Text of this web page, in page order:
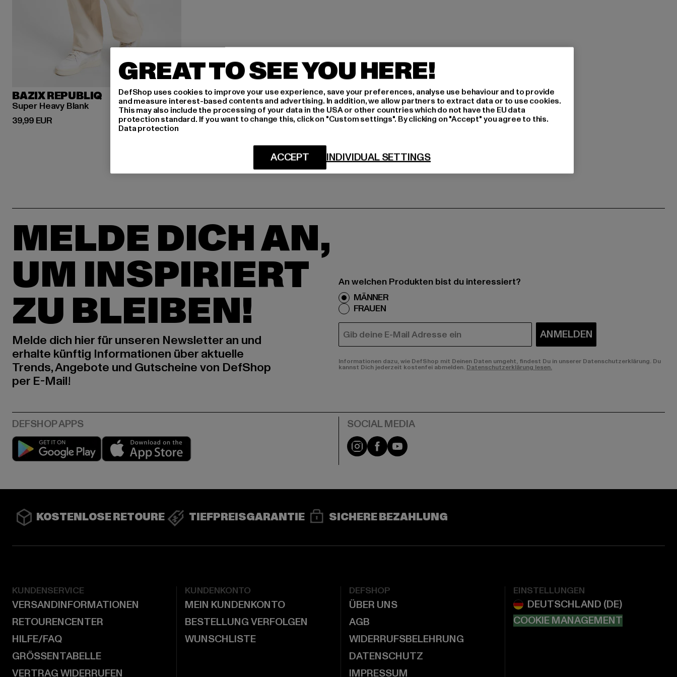
BAZIX REPUBLIQ
Super Heavy Blank
39,99 EUR
Derzeitiger Preis: 39,99 EUR
MELDE DICH AN,
UM INSPIRIERT
ZU BLEIBEN!
Melde dich hier für unseren Newsletter an und
erhalte künftig Informationen über aktuelle
Trends, Angebote und Gutscheine von DefShop
per E-Mail!
An welchen Produkten bist du interessiert?
MÄNNER
FRAUEN
E-MAIL ANMELDEN
Informationen dazu, wie DefShop mit Deinen Daten umgeht, findest Du in unserer Datenschutzerklärung. Du
kannst Dich jederzeit kostenfei abmelden. Datenschutzerklärung lesen.
Play market Instagram
FacebookYouTube
KOSTENLOSE RETOURE TIEFPREISGARANTIE SICHERE BEZAHLUNG
KUNDENSERVICE
VERSANDINFORMATIONEN
RETOURENCENTER
HILFE/FAQ
GRÖSSENTABELLE
VERTRAG WIDERRUFEN
KUNDENKONTO
MEIN KUNDENKONTO
BESTELLUNG VERFOLGEN
WUNSCHLISTE
DEFSHOP
ÜBER UNS
AGB
WIDERRUFSBELEHRUNG
DATENSCHUTZ
IMPRESSUM
EINSTELLUNGEN
COOKIE MANAGEMENT
GREAT TO SEE YOU HERE!
DefShop uses cookies to improve your use experience, save your preferences, analyse use behaviour and to provide
and measure interest-based contents and advertising. In addition, we allow partners to extract data or to use cookies.
This may also include the processing of your data in the USA or other countries which do not have the EU data
protection standard. If you want to change this, click on "Custom settings". By clicking on "Accept" you agree to this.
Data protection
INDIVIDUAL SETTINGS
ACCEPT